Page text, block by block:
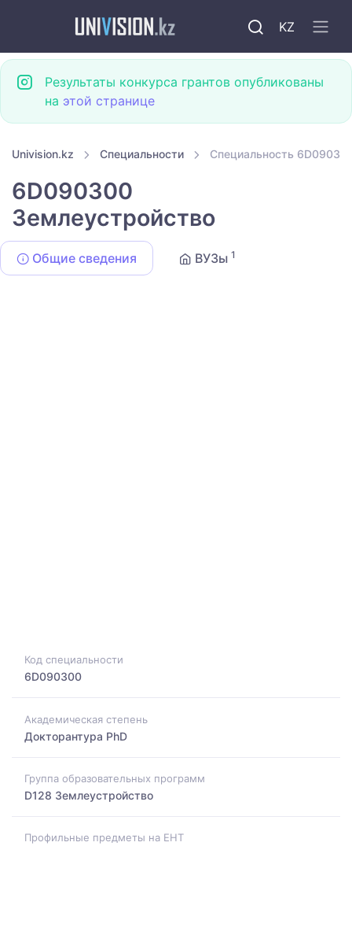
KZ
Результаты конкурса грантов опубликованы
на этой странице
Univision.kz Специальности Специальность
6D090300
Землеустройство
Общие сведения ВУЗы 1
Код специальности
6D090300
Академическая степень
Докторантура PhD
Группа образовательных программ
D128 Землеустройство
Профильные предметы на ЕНТ